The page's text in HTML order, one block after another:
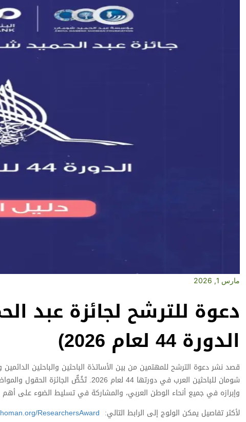
مارس 1, 2026
دعوة للترشح لجائزة عبد
الدورة 44 لعام 2026)
قصد نشر دعوة الترشح للمهتمين من بين الأساتذة الباحثين والباحثين
شومان للباحثين العرب في دورتها 44
وإبرازه في جميع أنحاء الوطن العربي، والمشاركة في تسليط الضوء على أهم
لأكثر تفاصيل يمكن الولوج إلى الرابط التالي: ResearchersAward